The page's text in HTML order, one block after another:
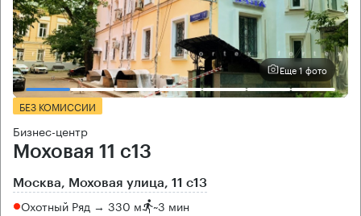
Еще 1 фото
БЕЗ КОМИССИИ
Бизнес-центр
Моховая 11 с13
Москва, Моховая улица, 11 с13
Охотный Ряд → 330 м ~3 мин